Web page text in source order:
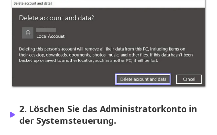
2. Löschen Sie das Administratorkonto in
der Systemsteuerung.